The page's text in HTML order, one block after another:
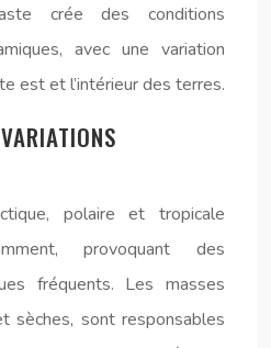
crée des conditions
avec une variation
est et l’intérieur des terres.
polaire et tropicale
provoquant des
fréquents. Les masses
sèches, sont responsables